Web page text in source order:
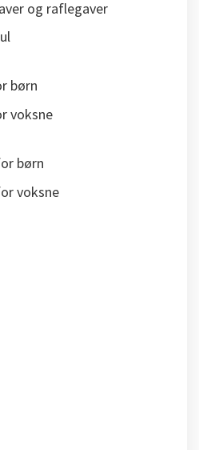
og raflegaver
børn
voksne
børn
voksne